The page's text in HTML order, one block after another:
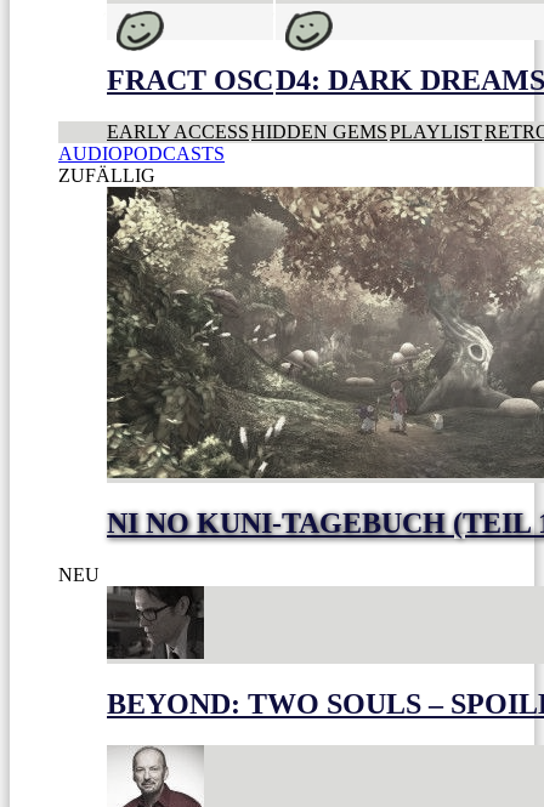
FRACT OSCD4: DARK
EARLY ACCESSHIDDEN GEMSPLAYLIST
AUDIOPODCASTS
ZUFÄLLIG
NI NO KUNI-TAGEBUCH (TEIL
NEU
BEYOND: TWO SOULS –